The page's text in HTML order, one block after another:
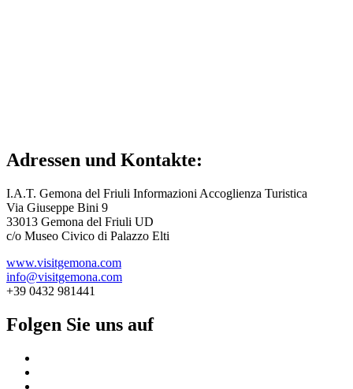
Adressen und Kontakte:
I.A.T. Gemona del Friuli Informazioni Accoglienza Turistica
Via Giuseppe Bini 9
33013 Gemona del Friuli UD
c/o Museo Civico di Palazzo Elti
www.visitgemona.com
info@visitgemona.com
+39 0432 981441
Folgen Sie uns auf